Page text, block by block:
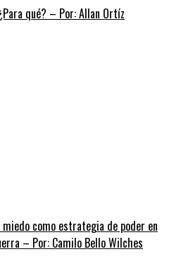
qué? – Por: Allan Ortíz
como estrategia de poder en
– Por: Camilo Bello Wilches